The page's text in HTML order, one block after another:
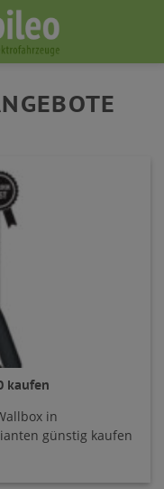
kaufen
in
günstig kaufen